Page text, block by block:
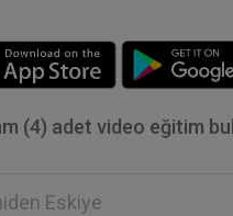
(4) adet video eğitim
Eskiye